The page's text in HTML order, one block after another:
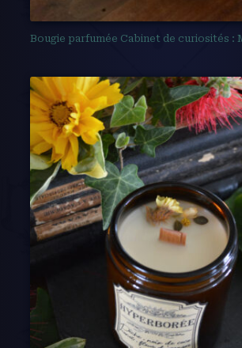
Bougie parfumée Cabinet de curiosités :